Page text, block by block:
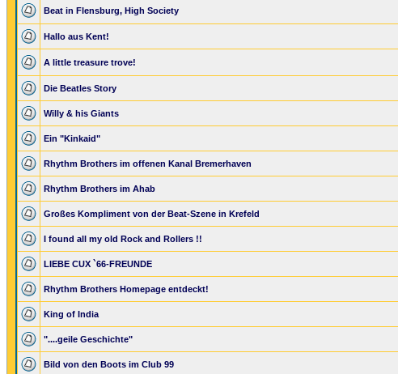
Beat in Flensburg, High Society
Hallo aus Kent!
A little treasure trove!
Die Beatles Story
Willy & his Giants
Ein "Kinkaid"
Rhythm Brothers im offenen Kanal Bremerhaven
Rhythm Brothers im Ahab
Großes Kompliment von der Beat-Szene in Krefeld
I found all my old Rock and Rollers !!
LIEBE CUX `66-FREUNDE
Rhythm Brothers Homepage entdeckt!
King of India
"....geile Geschichte"
Bild von den Boots im Club 99